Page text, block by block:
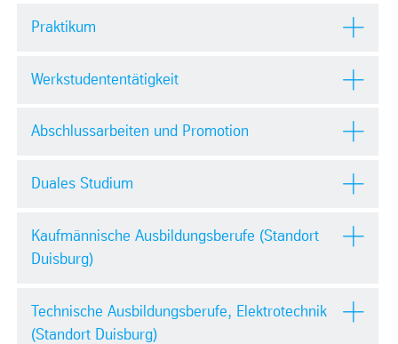
Praktikum
Werkstudententätigkeit
Abschlussarbeiten und Promotion
Duales Studium
Kaufmännische Ausbildungsberufe (Standort
Duisburg)
Technische Ausbildungsberufe, Elektrotechnik
(Standort Duisburg)